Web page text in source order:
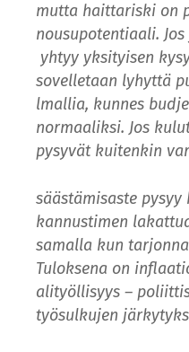
mutta haittariski on
nousupotentiaali.
yhtyy yksityisen
sovelletaan lyhyttä
lmallia, kunnes
normaaliksi. Jos
pysyvät kuitenkin
säästämisaste
kannustimen
samalla kun
Tuloksena on
alityöllisyys –
työsulkujen